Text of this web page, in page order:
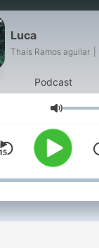
Luca
Thais Ramos aguilar
Podcast
Volum